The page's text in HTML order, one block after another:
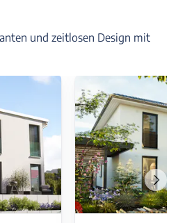
und zeitlosen Design mit
Haus